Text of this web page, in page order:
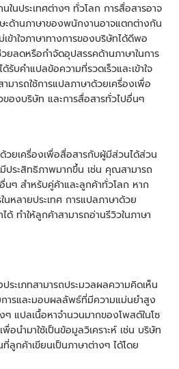
ในประเทศต่างๆ ทั่วโลก การสื่อสารอาจ
ะด้านภาษาของพนักงานอาจแตกต่างกัน
ข้าใจภาษาทางการของบริษัทได้ดีพอ
ยลดหรือกำจัดอุปสรรคด้านภาษาในการ
บคำแปลข้อความที่รวดเร็วและเข้าใจ
ารถใช้การแปลภาษาด้วยเครื่องเพื่อ
ของบริษัท และการสื่อสารทั่วไปอื่นๆ
วยเครื่องเพื่อสื่อสารกับผู้มีส่วนได้ส่วน
ประสิทธิภาพมากขึ้น เช่น คุณสามารถ
นๆ สำหรับคู่ค้าและลูกค้าทั่วโลก หาก
นหลายประเทศ การแปลภาษาด้วย
ด้ ทำให้ลูกค้าสามารถอ่านรีวิวในภาษา
ระเภทสามารถประมวลผลความคิดเห็น
การและมอบผลลัพธ์ที่มีความแม่นยำสูง
ๆ แปลเนื้อหาจำนวนมากของโพสต์ในโซ
อนำมาใช้เป็นข้อมูลวิเคราะห์ เช่น บริษัท
ลูกค้าเขียนเป็นภาษาต่างๆ ได้โดย